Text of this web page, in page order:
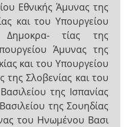
Εθνικής Άμυνας της
και του Υπουργείου
τίας της
Άμυνας της
και του Υπουργείου
της Σλοβενίας και του
της Ισπανίας
της Σουηδίας
του Ηνωμένου Βασι